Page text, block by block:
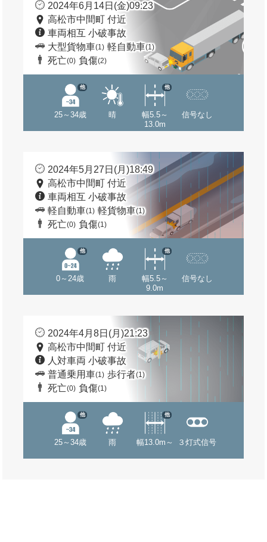
2024年6月14日(金)09:23
高松市中間町 付近
車両相互 小破事故
大型貨物車(1) 軽自動車(1)
死亡(0) 負傷(2)
25～34歳
他
晴
幅5.5～
13.0m
他
信号なし
2024年5月27日(月)18:49
高松市中間町 付近
車両相互 小破事故
軽自動車(1) 軽貨物車(1)
死亡(0) 負傷(1)
0～24歳
他
雨
幅5.5～
9.0m
他
信号なし
2024年4月8日(月)21:23
高松市中間町 付近
人対車両 小破事故
普通乗用車(1) 歩行者(1)
死亡(0) 負傷(1)
25～34歳
他
雨 幅13.0m～
他
３灯式信号